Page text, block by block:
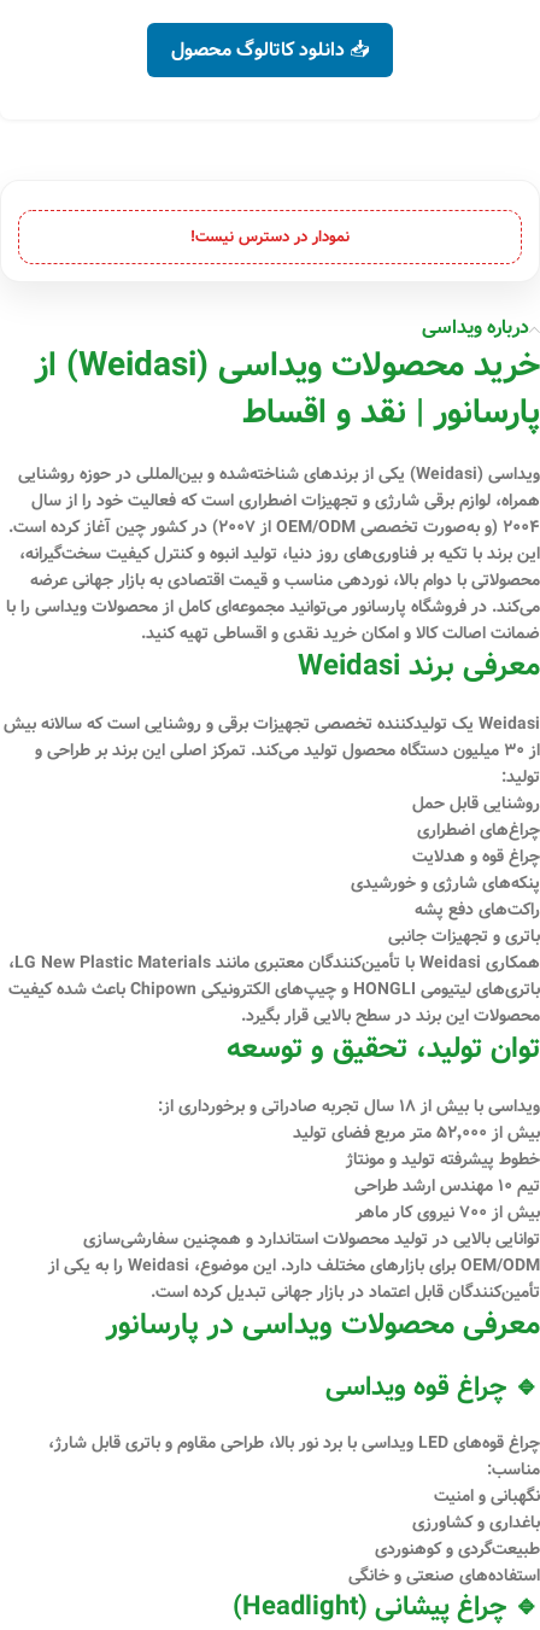
📥 دانلود کاتالوگ محصول
نمودار در دسترس نیست!
درباره ویداسی
خرید محصولات ویداسی (Weidasi) از
پارسانور | نقد و اقساط
ویداسی (Weidasi) یکی از برندهای شناخته‌شده و بین‌المللی در حوزهروشنایی
همراه، لوازم برقی شارژی و تجهیزات اضطراریاست که فعالیت خود را از سال
۲۰۰۴ (و به‌صورت تخصصی OEM/ODM از ۲۰۰۷) در کشور چین آغاز کرده است.
این برند با تکیه بر فناوری‌های روز دنیا، تولید انبوه و کنترل کیفیت سخت‌گیرانه،
محصولاتی بادوام بالا، نوردهی مناسب و قیمت اقتصادیبه بازار جهانی عرضه
می‌کند. در فروشگاه پارسانورمی‌توانید مجموعه‌ای کامل از محصولات ویداسی را با
ضمانت اصالت کالاو امکانخرید نقدی و اقساطی تهیه کنید.
معرفی برند Weidasi
Weidasi یک تولیدکننده تخصصی تجهیزات برقی و روشنایی است که سالانه بیش
از ۳۰ میلیون دستگاه
محصول تولید می‌کند. تمرکز اصلی این برند بر طراحی و
تولید:
روشنایی قابل حمل
چراغ‌های اضطراری
چراغ قوه و هدلایت
پنکه‌های شارژی و خورشیدی
راکت‌های دفع پشه
باتری و تجهیزات جانبی
همکاری Weidasi با تأمین‌کنندگان معتبری مانند
LG New Plastic Materials،
باتری‌های لیتیومی HONGLI و چیپ‌های الکترونیکی Chipown
باعث شده کیفیت
محصولات این برند در سطح بالایی قرار بگیرد.
توان تولید، تحقیق و توسعه
ویداسی با بیش از۱۸ سال تجربه صادراتی
و برخورداری از:
بیش از ۵۲٬۰۰۰ متر مربع فضای تولید
خطوط پیشرفته تولید و مونتاژ
تیم ۱۰ مهندس ارشد طراحی
بیش از ۷۰۰ نیروی کار ماهر
توانایی بالایی در تولید محصولات استاندارد و همچنینسفارشی‌سازی
OEM/ODM
برای بازارهای مختلف دارد. این موضوع، Weidasi را به یکی از
تأمین‌کنندگان قابل اعتماد در بازار جهانی تبدیل کرده است.
معرفی محصولات ویداسی در پارسانور
🔹 چراغ قوه ویداسی
چراغ قوه‌های LED ویداسی با برد نور بالا، طراحی مقاوم و باتری قابل شارژ،
مناسب:
نگهبانی و امنیت
باغداری و کشاورزی
طبیعت‌گردی و کوهنوردی
استفاده‌های صنعتی و خانگی
🔹 چراغ پیشانی (Headlight)